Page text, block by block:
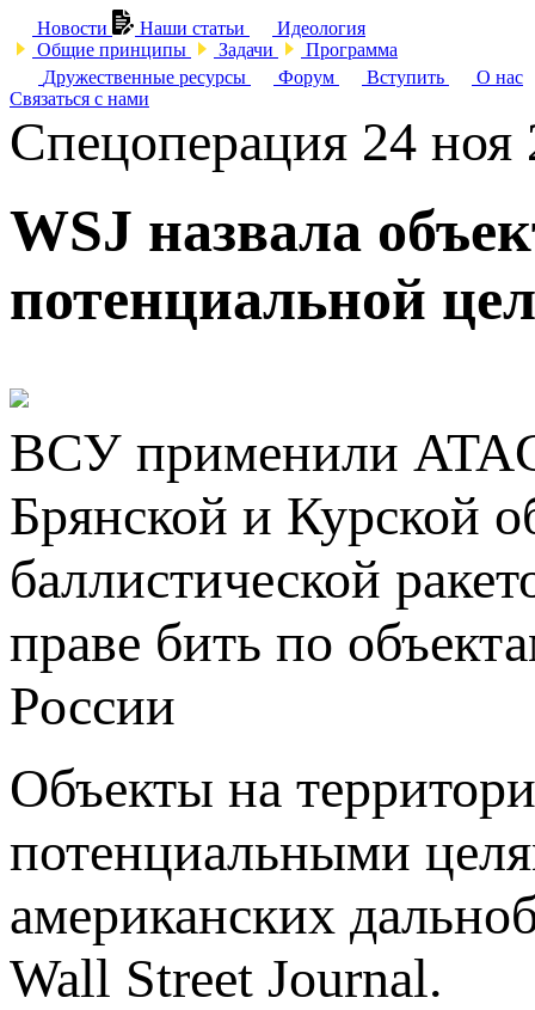
Новости Наши статьи
Идеология
Общие принципы
Задачи
Программа
Дружественные ресурсы
Форум Вступить
О нас
Связаться с нами
Спецоперация 24 ноя
WSJ назвала
потенциальной
ВСУ применили
Брянской и Курской
баллистической
праве бить по
России
Объекты на
потенциальными
американских
Wall Street Journal.